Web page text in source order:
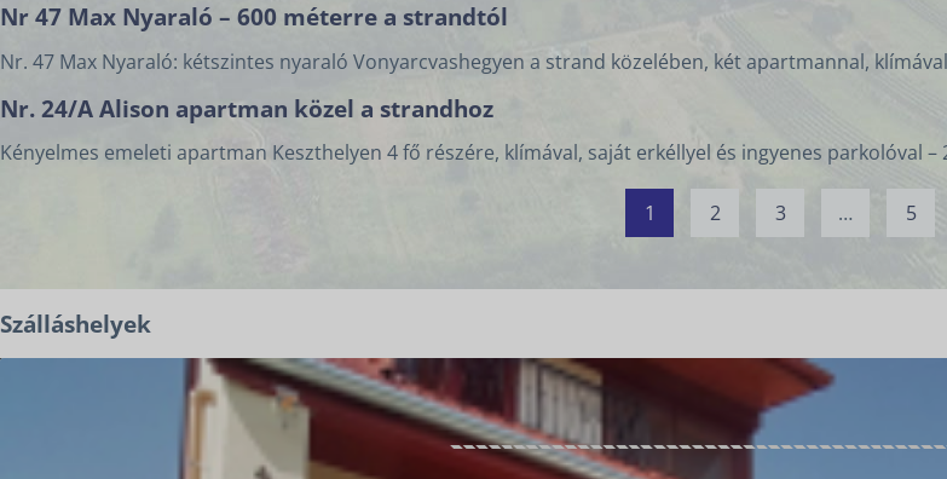
Nr 47 Max Nyaraló – 600 méterre a strandtól
Nr. 47 Max Nyaraló: kétszintes nyaraló Vonyarcvashegyen a strand közelében, két apartmannal,
Nr. 24/A Alison apartman közel a strandhoz
Kényelmes emeleti apartman Keszthelyen 4 fő részére, klímával, saját erkéllyel és ingyenes parkolóval
1 2 3 … 5
Szálláshelyek